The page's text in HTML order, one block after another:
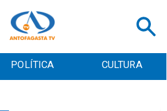
POLÍTICA CULTURA